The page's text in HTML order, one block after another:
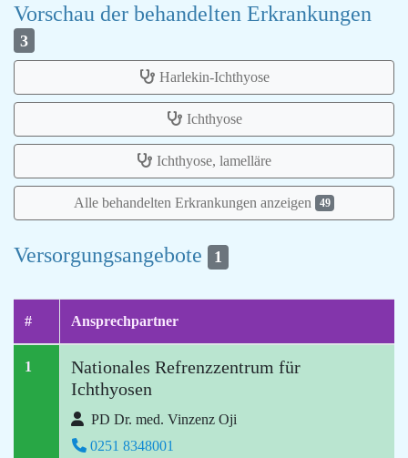
Vorschau der behandelten Erkrankungen
3
Harlekin-Ichthyose
Ichthyose
Ichthyose, lamelläre
Alle behandelten Erkrankungen anzeigen 49
Versorgungsangebote 1
# Ansprechpartner
1
Nationales Refrenzzentrum für
Ichthyosen
PD Dr. med. Vinzenz Oji
0251 8348001